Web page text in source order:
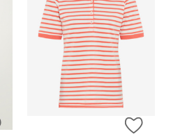
ZUR WUNSCHLISTE HINZUFÜGEN
ZUR